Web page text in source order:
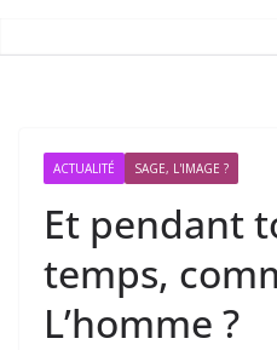
ACTUALITÉ SAGE, L'IMAGE ?
Et pendant
temps,
L’homme ?